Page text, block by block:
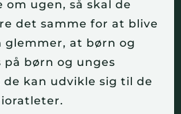
ugen, så skal de
det samme for at blive
glemmer, at børn og
børn og unges
kan udvikle sig til de